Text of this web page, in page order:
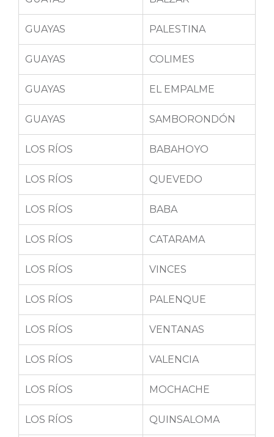
GUAYAS PALESTINA
GUAYAS COLIMES
GUAYAS EL EMPALME
GUAYAS SAMBORONDÓN
LOS RÍOS BABAHOYO
LOS RÍOS QUEVEDO
LOS RÍOS BABA
LOS RÍOS CATARAMA
LOS RÍOS VINCES
LOS RÍOS PALENQUE
LOS RÍOS VENTANAS
LOS RÍOS VALENCIA
LOS RÍOS MOCHACHE
LOS RÍOS QUINSALOMA